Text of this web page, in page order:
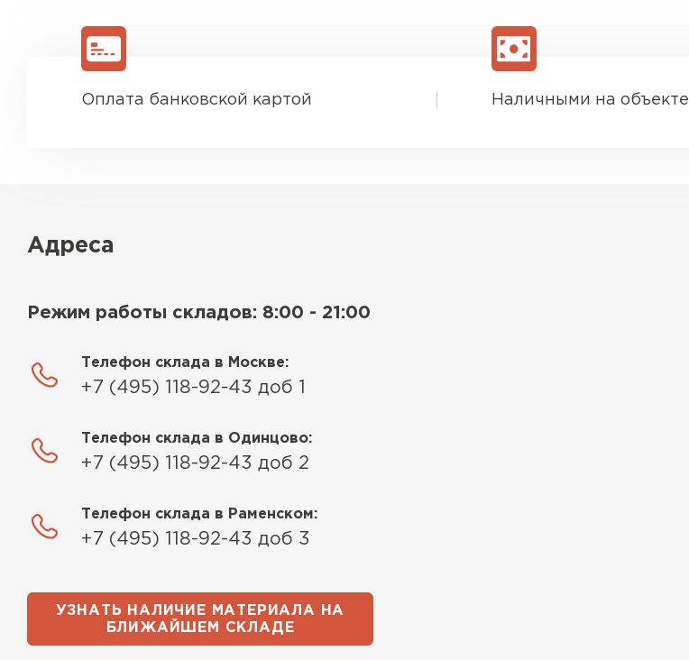
Оплата банковской картой Наличными на объекте
Адреса
Режим работы складов: 8:00 - 21:00
Телефон склада в Москве:
+7 (495) 118-92-43 доб 1
Телефон склада в Одинцово:
+7 (495) 118-92-43 доб 2
Телефон склада в Раменском:
+7 (495) 118-92-43 доб 3
УЗНАТЬ НАЛИЧИЕ МАТЕРИАЛА НА
БЛИЖАЙШЕМ СКЛАДЕ